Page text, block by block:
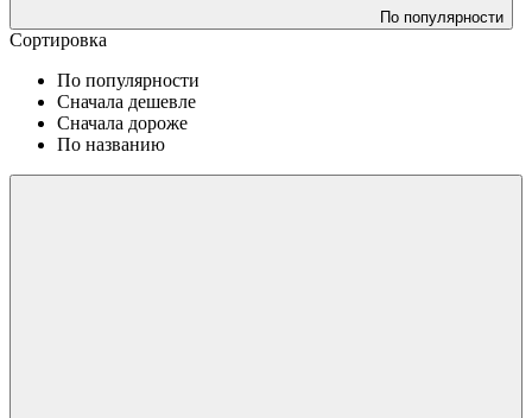
По популярности
Сортировка
По популярности
Сначала дешевле
Сначала дороже
По названию